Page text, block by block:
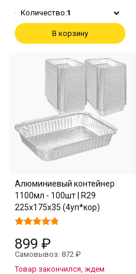
Количество:1
В корзину
Алюминиевый контейнер
1100мл - 100шт | R29
225х175х35 (4уп*кор)
899 ₽
Самовывоз: 872 ₽
Товар закончился, ждем